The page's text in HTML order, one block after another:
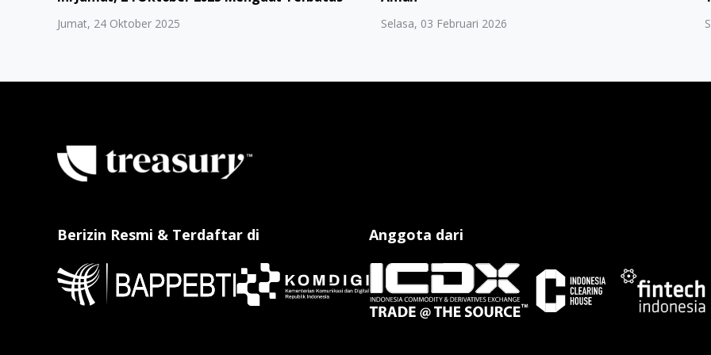
Jumat, 24 Oktober 2025 Selasa, 03 Februari 2026
Berizin Resmi & Terdaftar di Anggota dari